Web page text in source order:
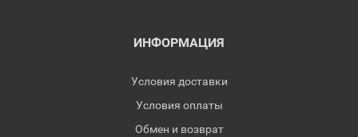
ИНФОРМАЦИЯ
Условия доставки
Условия оплаты
Обмен и возврат